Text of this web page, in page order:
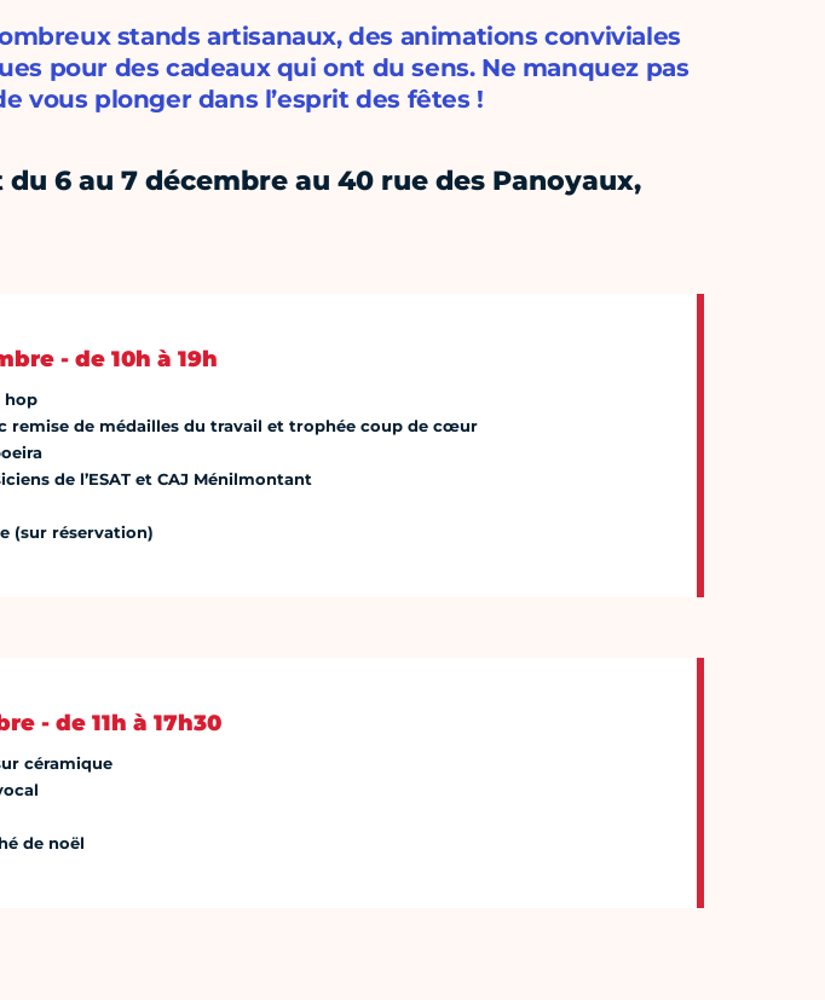
stands artisanaux, des animations conviviales
pour des cadeaux qui ont du sens. Ne manquez pas
vous plonger dans l’esprit des fêtes !
6 au 7 décembre au 40 rue des Panoyaux,
- de 10h à 19h
hop
remise de médailles du travail et trophée coup de cœur
de l’ESAT et CAJ Ménilmontant
(sur réservation)
- de 11h à 17h30
céramique
de noël